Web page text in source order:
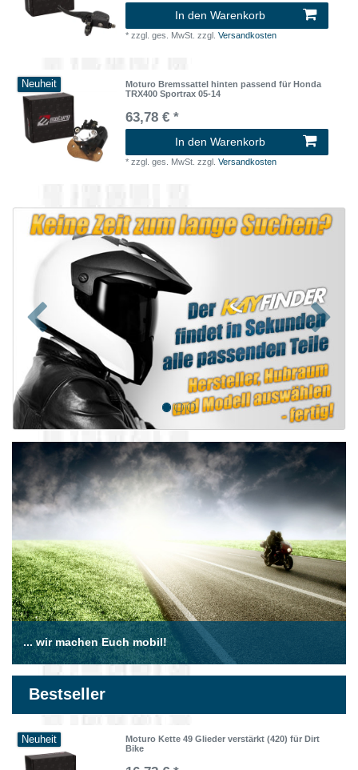
In den Warenkorb
*zzgl. ges. MwSt. zzgl.Versandkosten
Neuheit
Moturo Bremssattel hinten passend für Honda
TRX400 Sportrax 05-14
63,78 € *
In den Warenkorb
*zzgl. ges. MwSt. zzgl.Versandkosten
Zurück
... wir machen Euch mobil!
Bestseller
Neuheit
Moturo Kette 49 Glieder verstärkt (420) für Dirt
Bike